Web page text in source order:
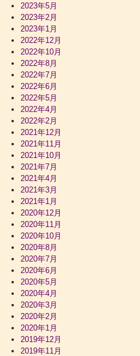
2023年5月
2023年2月
2023年1月
2022年12月
2022年10月
2022年8月
2022年7月
2022年6月
2022年5月
2022年4月
2022年2月
2021年12月
2021年11月
2021年10月
2021年7月
2021年4月
2021年3月
2021年1月
2020年12月
2020年11月
2020年10月
2020年8月
2020年7月
2020年6月
2020年5月
2020年4月
2020年3月
2020年2月
2020年1月
2019年12月
2019年11月